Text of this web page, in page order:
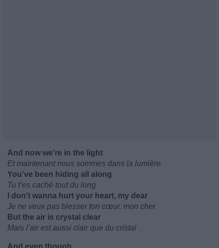
And now we're in the light
Et maintenant nous sommes dans la lumière
You've been hiding all along
Tu t’es caché tout du long
I don't wanna hurt your heart, my dear
Je ne veux pas blesser ton cœur, mon cher
But the air is crystal clear
Mais l’air est aussi clair que du cristal
And even though